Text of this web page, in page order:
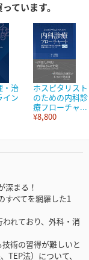
ています。
・治
イン
ホスピタリスト
のための内科診
療フローチャ...
¥8,800
深まる！
すべてを網羅した1
れており、外科・消
術の習得が難しいと
TEP法）について、